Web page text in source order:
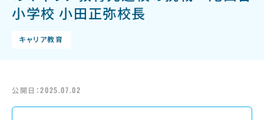
小学校 小田正弥校長
キャリア教育
公開日：2025.07.02